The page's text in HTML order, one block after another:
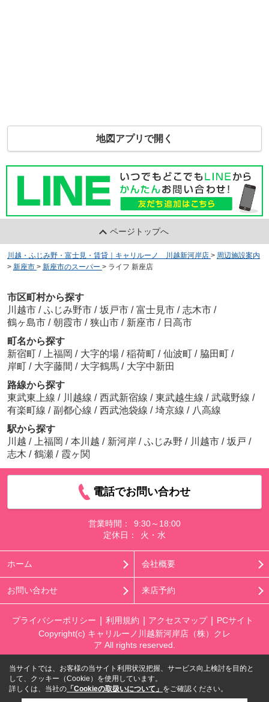
地図アプリで開く
ページトップへ
川越・ふじみ野・富士見・賃貸｜キャリルーノ 川越新河岸店 > 周辺施設案内
> 新座市 > 新座市のスーパー > ライフ 新座店
市区町村から探す
川越市 / ふじみ野市 / 坂戸市 / 富士見市 / 志木市 /
鶴ヶ島市 / 朝霞市 / 狭山市 / 新座市 / 日高市
町名から探す
新宿町 / 上福岡 / 大字的場 / 稲荷町 / 仙波町 / 脇田町 /
岸町 / 大字藤間 / 大字鶴馬 / 大字中新田
路線から探す
東武東上線 / 川越線 / 西武新宿線 / 東武越生線 / 武蔵野線 /
有楽町線 / 副都心線 / 西武池袋線 / 埼京線 / 八高線
駅から探す
川越 / 上福岡 / 本川越 / 新河岸 / ふじみ野 / 川越市 / 坂戸 /
志木 / 鶴瀬 / 霞ヶ関
電話でお問い合わせ
営業時間：
9:30～18:00
定休日：
火・水
ホーム 会社概要
お問い合わせ 来店予約
プライバシーポリシー 利用規約 アクセスマップ
PCサイト
Copyright(c) キャリルーノ川越新河岸店（株）クレ
ア All rights reserved.
当サイトでは、お客様の当サイト利用状況把握、サービス向上検討を目的と
して、クッキー（Cookie）を使用しています。
詳しくは、当社の 「Cookieの取扱いについて」 をご確認ください。